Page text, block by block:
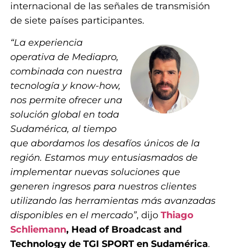
internacional de las señales de transmisión
de siete países participantes.
“La experiencia
operativa de Mediapro,
combinada con nuestra
tecnología y know-how,
nos permite ofrecer una
solución global en toda
Sudamérica, al tiempo
que abordamos los desafíos únicos de la
región. Estamos muy entusiasmados de
implementar nuevas soluciones que
generen ingresos para nuestros clientes
utilizando las herramientas más avanzadas
disponibles en el mercado”, dijo Thiago
Schliemann, Head of Broadcast and
Technology de TGI SPORT en Sudamérica.